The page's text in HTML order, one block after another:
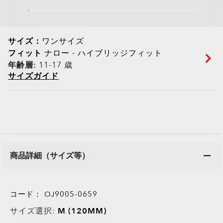
サイズ： ワンサイズ
フィット ナロー - ハイブリッジフィット
年齢層: 11-17 歳
サイズガイド
商品詳細（サイズ等）
コード： OJ9005-0659
サイズ選択: M (120MM)